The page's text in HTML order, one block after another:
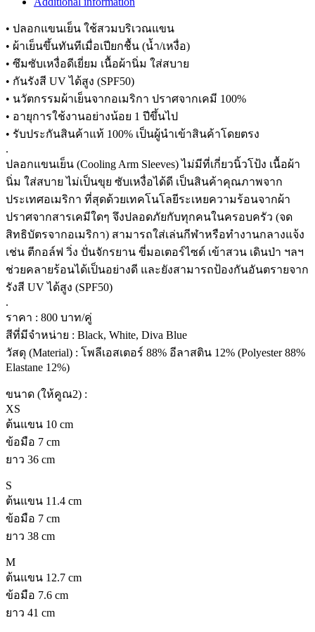
• ปลอกแขนเย็น ใช้สวมบริเวณแขน
• ผ้าเย็นขึ้นทันทีเมื่อเปียกชื้น (น้ำ/เหงื่อ)
• ซึมซับเหงื่อดีเยี่ยม เนื้อผ้านิ่ม ใส่สบาย
• กันรังสี UV ได้สูง (SPF50)
• นวัตกรรมผ้าเย็นจากอเมริกา ปราศจากเคมี 100%
• อายุการใช้งานอย่างน้อย 1 ปีขึ้นไป
• รับประกันสินค้าแท้ 100% เป็นผู้นำเข้าสินค้าโดยตรง
.
ปลอกแขนเย็น (Cooling Arm Sleeves) ไม่มีที่เกี่ยวนิ้วโป้ง เนื้อผ้า
นิ่ม ใส่สบาย ไม่เป็นขุย ซับเหงื่อได้ดี เป็นสินค้าคุณภาพจาก
ประเทศอเมริกา ที่สุดด้วยเทคโนโลยีระเหยความร้อนจากผ้า
ปราศจากสารเคมีใดๆ จึงปลอดภัยกับทุกคนในครอบครัว (จด
สิทธิบัตรจากอเมริกา) สามารถใส่เล่นกีฬาหรือทำงานกลางแจ้ง
เช่น ตีกอล์ฟ วิ่ง ปั่นจักรยาน ขี่มอเตอร์ไซด์ เข้าสวน เดินป่า ฯลฯ
ช่วยคลายร้อนได้เป็นอย่างดี และยังสามารถป้องกันอันตรายจาก
รังสี UV ได้สูง (SPF50)
.
ราคา : 800 บาท/คู่
สีที่มีจำหน่าย : Black, White, Diva Blue
วัสดุ (Material) : โพลีเอสเตอร์ 88% อีลาสติน 12% (Polyester 88%
Elastane 12%)
ขนาด (ให้คูณ2) :
XS
ต้นแขน 10 cm
ข้อมือ 7 cm
ยาว 36 cm
S
ต้นแขน 11.4 cm
ข้อมือ 7 cm
ยาว 38 cm
M
ต้นแขน 12.7 cm
ข้อมือ 7.6 cm
ยาว 41 cm